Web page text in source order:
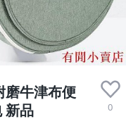
磨牛津布便
新品
0